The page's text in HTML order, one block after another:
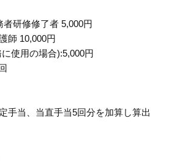
研修修了者 5,000円
師 10,000円
使用の場合):5,000円
手当、当直手当5回分を加算し算出